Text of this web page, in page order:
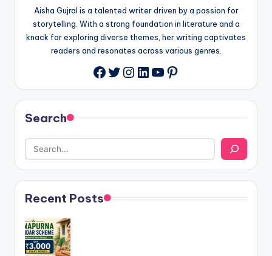
Aisha Gujral is a talented writer driven by a passion for
storytelling. With a strong foundation in literature and a
knack for exploring diverse themes, her writing captivates
readers and resonates across various genres.
Facebook
Twitter
Instagram
LinkedIn
YouTube
Pinterest
Search
Recent Posts